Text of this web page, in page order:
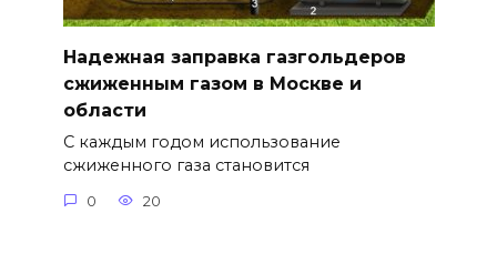
Надежная заправка газгольдеров
сжиженным газом в Москве и
области
С каждым годом использование
сжиженного газа становится
0 20